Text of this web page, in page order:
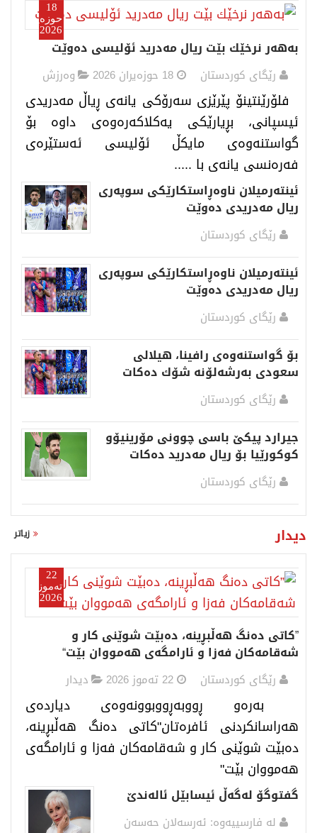
18
حوزەیران
2026
بەهەر نرخێك بێت ریال مەدرید ئۆلیسی دەوێت
رێگای كوردستان وەرزش
فلۆرێنتینۆ پێرێزی سەرۆکی یانەی ڕیاڵ مەدریدی
ئیسپانی، بڕیارێکی یەکلاکەرەوەی داوە بۆ
گواستنەوەی مایکڵ ئۆلیسی ئەستێرەی
فەرەنسی یانەی با .....
ئینتەرمیلان ناوەڕاستكارێكی سوپەری
ریال مەدریدی دەوێت
رێگای كوردستان
ئینتەرمیلان ناوەڕاستكارێكی سوپەری
ریال مەدریدی دەوێت
رێگای كوردستان
بۆ گواستنەوەی رافینا، هیلالی
سعودی بەرشەلۆنە شۆك دەكات
رێگای كوردستان
جیرارد پیکێ باسی چوونی مۆرینیۆو
كوكورێیا بۆ ریال مەدرید دەكات
رێگای كوردستان
دیدار
22
تەموز
2026
”کاتی دەنگ ھەڵبڕینە، دەبێت شوێنی کار و
شەقامەکان فەزا و ئارامگەی ھەمووان بێت“
رێگای كوردستان دیدار
بەرەو ڕووبەڕووبوونەوەی دیاردەی
هەراسانکردنی ئافرەتان"کاتی دەنگ هەڵبڕینە،
دەبێت شوێنی کار و شەقامەکان فەزا و ئارامگەی
هەمووان بێت"
گفتوگۆ لەگەڵ ئیسابێل ئالەندێ
لە فارسییەوە: ئەرسەلان حەسەن